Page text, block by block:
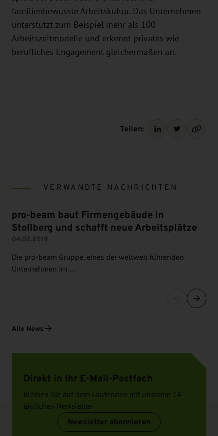
familienbewusste Arbeitskultur. Das Unternehmen
unterstützt zum Beispiel mehr als 100
Arbeitszeitmodelle und erkennt privates wie
berufliches Engagement gleichermaßen an.
Teilen:
VERWANDTE NACHRICHTEN
pro-beam baut Firmengebäude in
Stollberg und schafft neue Arbeitsplätze
04.02.2019
Die pro-beam Gruppe, eines der weltweit führenden
Unternehmen im …
Alle News
Direkt in Ihr E-Mail-Postfach
Bleiben Sie auf dem Laufenden mit unserem 14-
täglichen Newsletter
Newsletter abonnieren